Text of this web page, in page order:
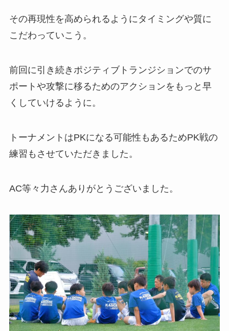
その再現性を高められるようにタイミングや質に
こだわっていこう。
前回に引き続きポジティブトランジションでのサ
ポートや攻撃に移るためのアクションをもっと早
くしていけるように。
トーナメントはPKになる可能性もあるためPK戦の
練習もさせていただきました。
AC等々力さんありがとうございました。